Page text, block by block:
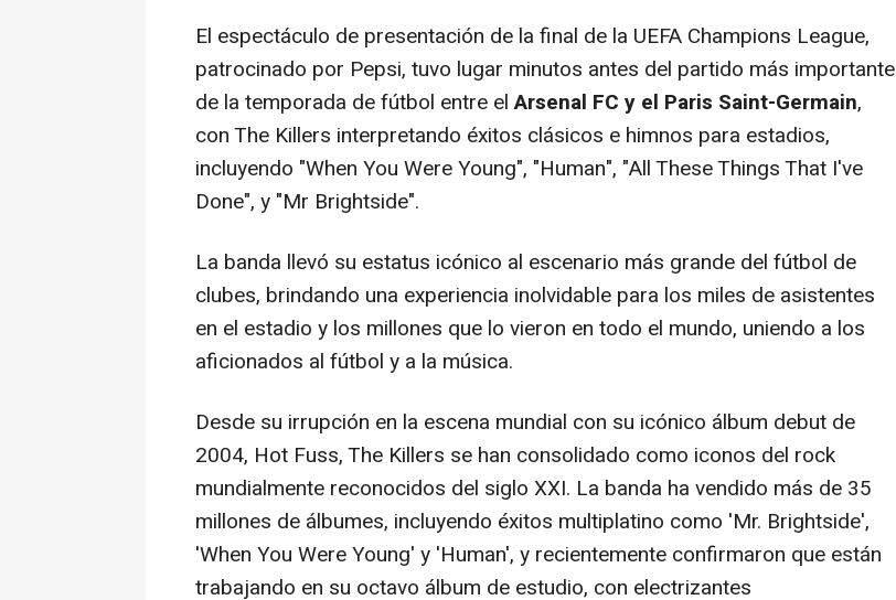
El espectáculo de presentación de la final de la UEFA Champions League,
patrocinado por Pepsi, tuvo lugar minutos antes del partido más importante
de la temporada de fútbol entre elArsenal FC y el Paris Saint-Germain,
con The Killers interpretando éxitos clásicos e himnos para estadios,
incluyendo "When You Were Young", "Human", "All These Things That I've
Done", y "Mr Brightside".
La banda llevó su estatus icónico al escenario más grande del fútbol de
clubes, brindando una experiencia inolvidable para los miles de asistentes
en el estadio y los millones que lo vieron en todo el mundo, uniendo a los
aficionados al fútbol y a la música.
Desde su irrupción en la escena mundial con su icónico álbum debut de
2004, Hot Fuss, The Killers se han consolidado como iconos del rock
mundialmente reconocidos del siglo XXI. La banda ha vendido más de 35
millones de álbumes, incluyendo éxitos multiplatino como 'Mr. Brightside',
'When You Were Young' y 'Human', y recientemente confirmaron que están
trabajando en su octavo álbum de estudio, con electrizantes